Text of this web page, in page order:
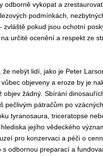
odborně vykopat a
podmínkách,
zvláště pokud jsou ochotní
určité ocenění a respekt ze
nebýt lidí, jako je Peter
objeveny a eroze by je
objev žádný. Sbírání
pečlivým pátračům po
tyranosaura, triceratopse
jejího vědeckého
pro konzervaci a péči o
s odbornou preparací a